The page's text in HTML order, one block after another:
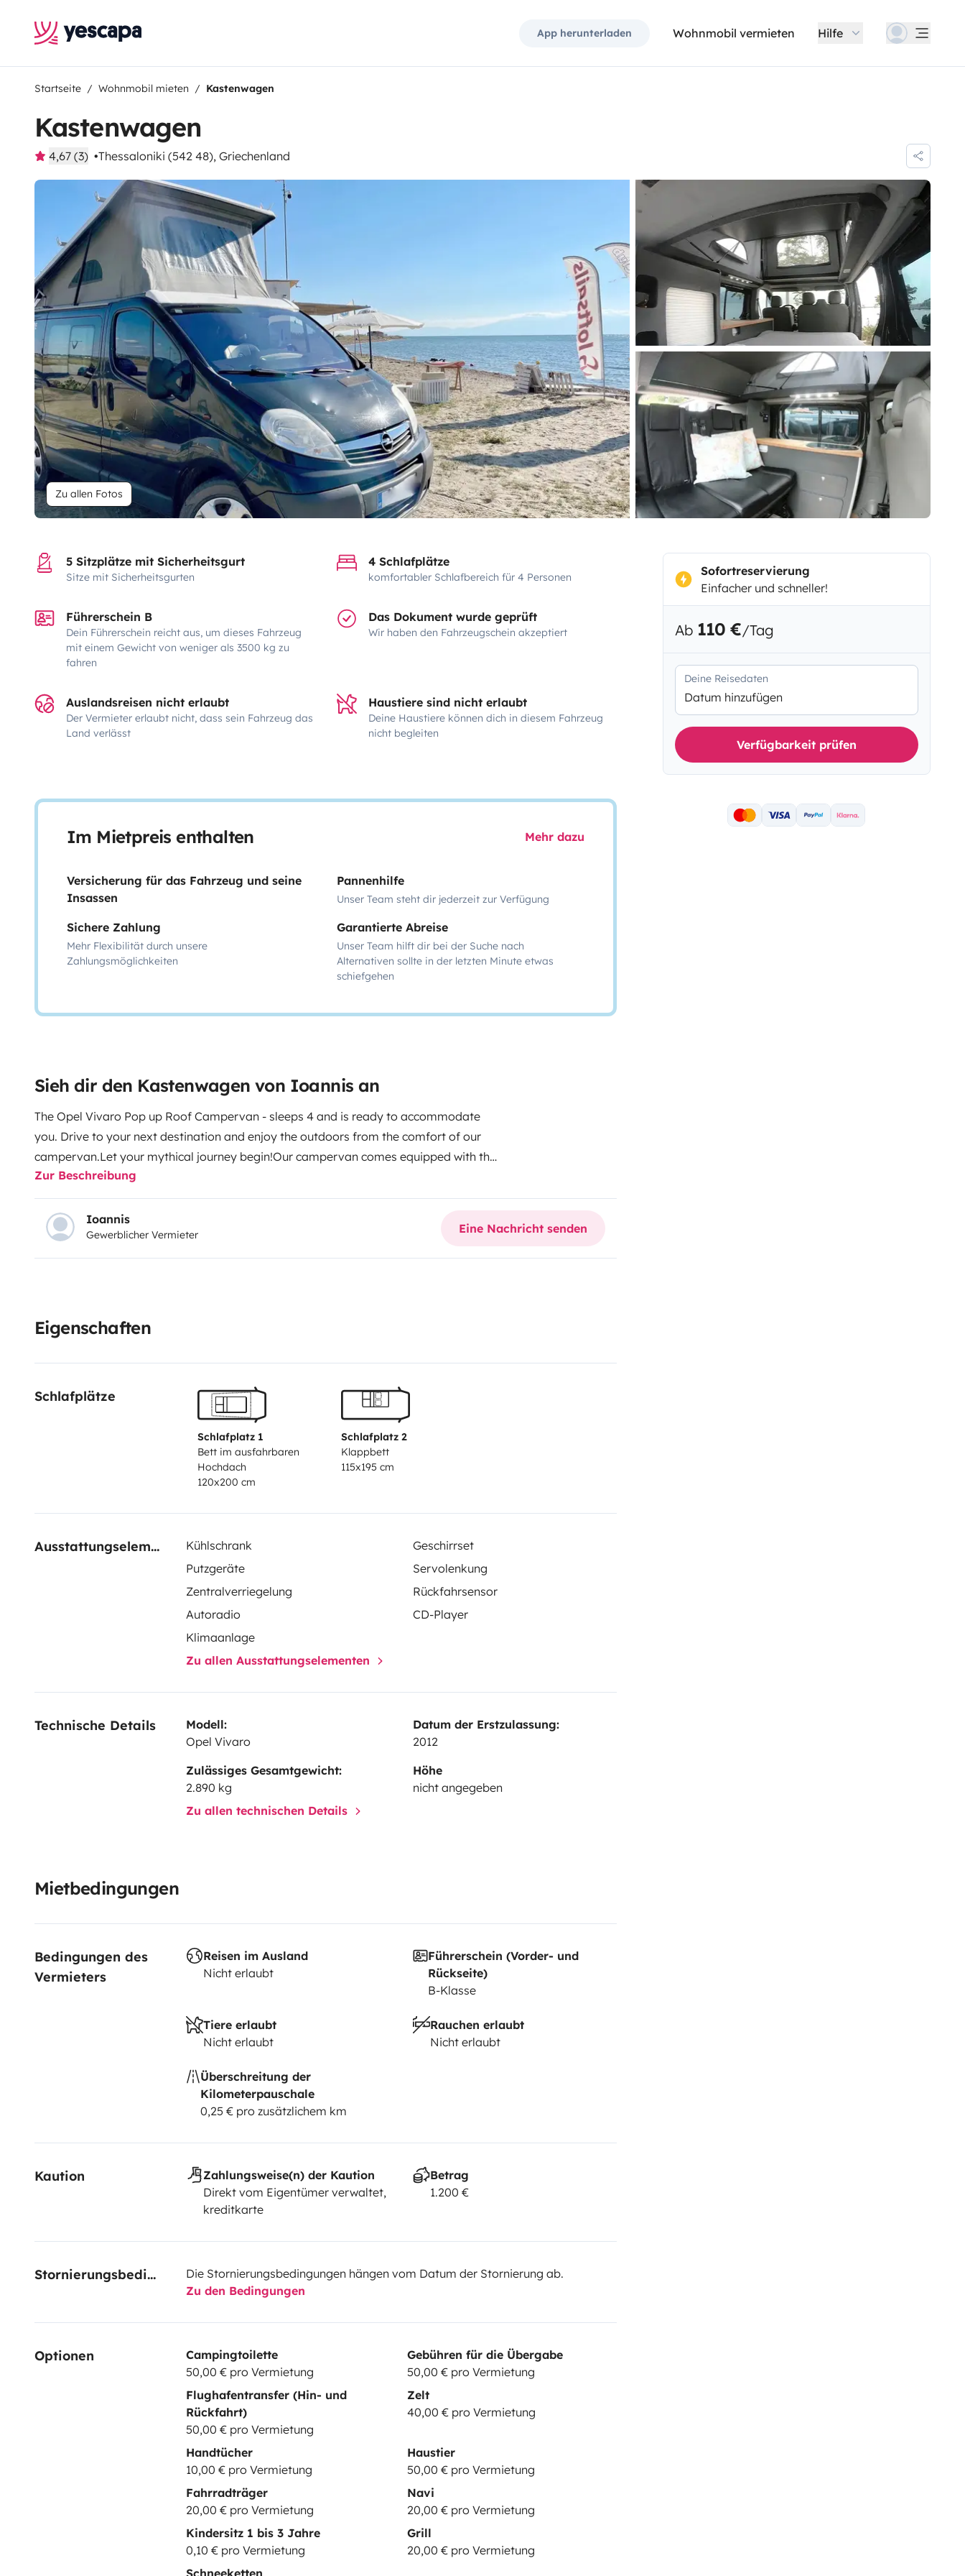
App herunterladen Wohnmobil vermieten Hilfe
Startseite Wohnmobil mieten Kastenwagen
Kastenwagen
4,67 (3) Thessaloniki (542 48), Griechenland
Zu allen Fotos
5 Sitzplätze mit Sicherheitsgurt
Sitze mit Sicherheitsgurten
4 Schlafplätze
komfortabler Schlafbereich für 4 Personen
Führerschein B
Dein Führerschein reicht aus, um dieses Fahrzeug
mit einem Gewicht von weniger als 3500 kg zu
fahren
Das Dokument wurde geprüft
Wir haben den Fahrzeugschein akzeptiert
Auslandsreisen nicht erlaubt
Der Vermieter erlaubt nicht, dass sein Fahrzeug das
Land verlässt
Haustiere sind nicht erlaubt
Deine Haustiere können dich in diesem Fahrzeug
nicht begleiten
Im Mietpreis enthalten Mehr dazu
Versicherung für das Fahrzeug und seine
Insassen
Pannenhilfe
Unser Team steht dir jederzeit zur Verfügung
Sichere Zahlung
Mehr Flexibilität durch unsere
Zahlungsmöglichkeiten
Garantierte Abreise
Unser Team hilft dir bei der Suche nach
Alternativen sollte in der letzten Minute etwas
schiefgehen
Sieh dir den Kastenwagen von Ioannis an
The Opel Vivaro Pop up Roof Campervan - sleeps 4 and is ready to accommodate
you. Drive to your next destination and enjoy the outdoors from the comfort of our
campervan.Let your mythical journey begin!Our campervan comes equipped with the
following features:Travel seats: 5, Sleeping places: 4, pop up roof, seat bed, roof bed,
38L compressor fridge, 45L water tank, gas hob, sink, kitchenware, cleaning kit,
pillows, outdoor shower, solar panel, service battery, 2 USB ports, external socket for
electrical supply, 220V camping cable, diesel heater, travel and camping guide for
Greece, fire extinguisher, first aid kit, warning triangle. WC optional as
145635706000
Zur Beschreibung
Ioannis
Gewerblicher Vermieter Eine Nachricht senden
Eigenschaften
Schlafplätze
Schlafplatz 1
Bett im ausfahrbaren
Hochdach
120x200 cm
Schlafplatz 2
Klappbett
115x195 cm
Ausstattungselemente Kühlschrank
Geschirrset
Putzgeräte
Servolenkung
Zentralverriegelung
Rückfahrsensor
Autoradio
CD-Player
Klimaanlage
Zu allen Ausstattungselementen
Technische Details
Modell:
Opel Vivaro
Datum der Erstzulassung:
2012
Zulässiges Gesamtgewicht:
2.890 kg
Höhe
nicht angegeben
Zu allen technischen Details
Mietbedingungen
Bedingungen des
Vermieters
Reisen im Ausland
Nicht erlaubt
Führerschein (Vorder- und
Rückseite)
B-Klasse
Tiere erlaubt
Nicht erlaubt
Rauchen erlaubt
Nicht erlaubt
Überschreitung der
Kilometerpauschale
0,25 € pro zusätzlichem km
Kaution
Zahlungsweise(n) der Kaution
Direkt vom Eigentümer verwaltet,
kreditkarte
Betrag
1.200 €
Stornierungsbedingungen
Die Stornierungsbedingungen hängen vom Datum der Stornierung ab.
Zu den Bedingungen
Optionen
Campingtoilette
50,00 € pro Vermietung
Gebühren für die Übergabe
50,00 € pro Vermietung
Flughafentransfer (Hin- und
Rückfahrt)
50,00 € pro Vermietung
Zelt
40,00 € pro Vermietung
Handtücher
10,00 € pro Vermietung
Haustier
50,00 € pro Vermietung
Fahrradträger
20,00 € pro Vermietung
Navi
20,00 € pro Vermietung
Kindersitz 1 bis 3 Jahre
0,10 € pro Vermietung
Grill
20,00 € pro Vermietung
Schneeketten
Sofortreservierung
Einfacher und schneller!
Ab 110 €/Tag
Deine Reisedaten
Datum hinzufügen
Verfügbarkeit prüfen